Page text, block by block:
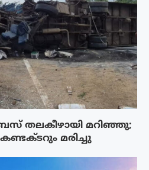
തലകീഴായി മറിഞ്ഞു;
മരിച്ചു